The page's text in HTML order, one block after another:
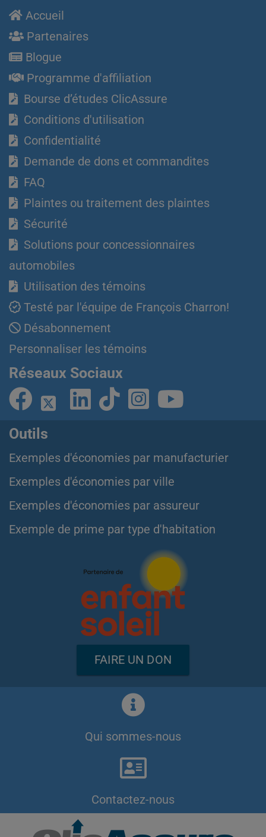
Accueil
Partenaires
Blogue
Programme d'affiliation
Bourse d’études ClicAssure
Conditions d'utilisation
Confidentialité
Demande de dons et commandites
FAQ
Plaintes ou traitement des plaintes
Sécurité
Solutions pour concessionnaires
automobiles
Utilisation des témoins
Testé par l'équipe de François Charron!
Désabonnement
Personnaliser les témoins
Réseaux Sociaux
Outils
Exemples d'économies par manufacturier
Exemples d'économies par ville
Exemples d'économies par assureur
Exemple de prime par type d'habitation
FAIRE UN DON
Qui sommes-nous
Contactez-nous